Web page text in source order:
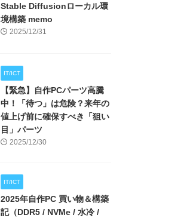
Stable Diffusionローカル環
境構築 memo
2025/12/31
IT/ICT
【緊急】自作PCパーツ高騰
中！「待つ」は危険？来年の
値上げ前に確保すべき「狙い
目」パーツ
2025/12/30
IT/ICT
2025年自作PC 買い物＆構築
記（DDR5 / NVMe / 水冷 /